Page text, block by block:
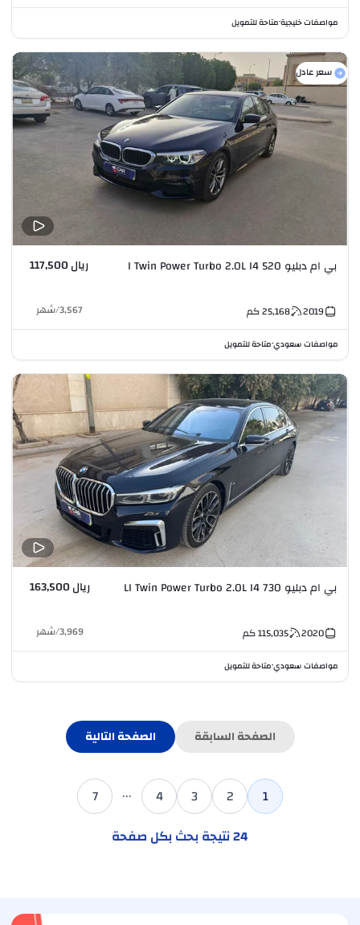
مواصفات خليجية•متاحة للتمويل
سعر عادل
بي ام دبليو 520 I Twin Power Turbo 2.0L I4 ريال 117,500
2019
25,168كم 3,567
/شهر
مواصفات سعودي•متاحة للتمويل
بي ام دبليو 730 LI Twin Power Turbo 2.0L I4 ريال 163,500
2020
115,035كم 3,969
/شهر
مواصفات سعودي•متاحة للتمويل
الصفحة السابقة الصفحة التالية
1
2
3
4
...
7
24نتيجة بحث بكل صفحة